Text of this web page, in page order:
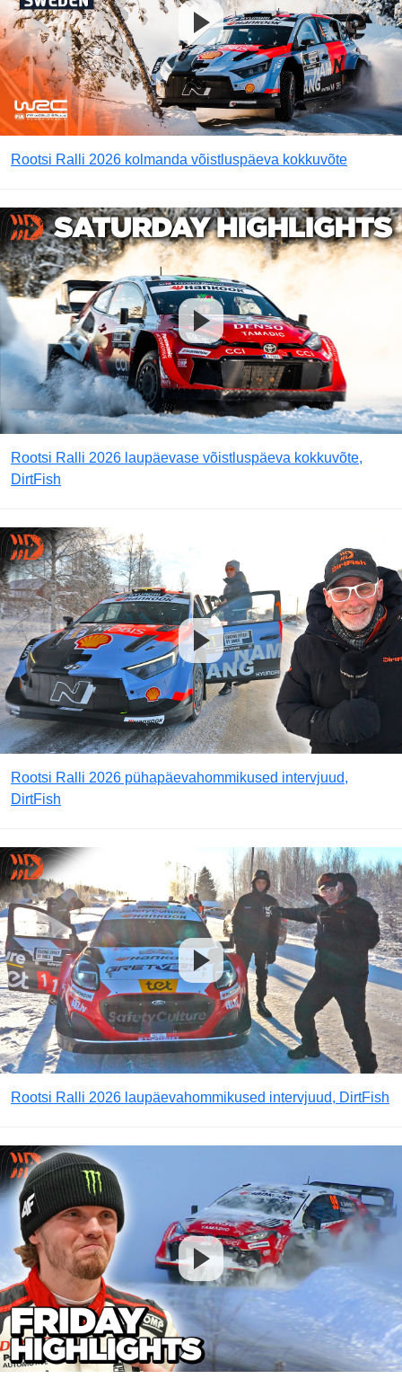
Rootsi Ralli 2026 kolmanda võistluspäeva kokkuvõte
Rootsi Ralli 2026 laupäevase võistluspäeva kokkuvõte,
DirtFish
Rootsi Ralli 2026 pühapäevahommikused intervjuud,
DirtFish
Rootsi Ralli 2026 laupäevahommikused intervjuud, DirtFish